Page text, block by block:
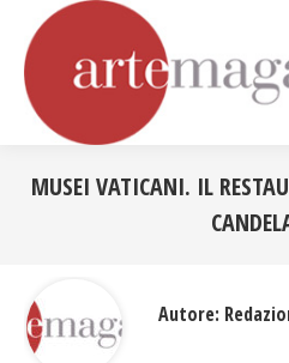
MUSEI VATICANI. IL
Autore: